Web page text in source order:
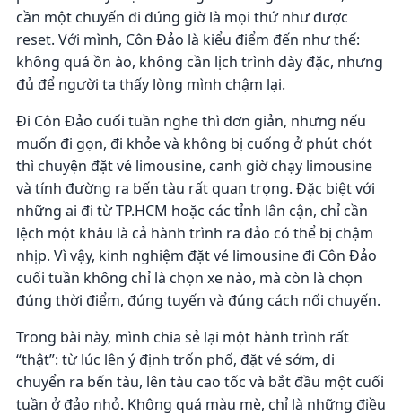
cần một chuyến đi đúng giờ là mọi thứ như được
reset. Với mình, Côn Đảo là kiểu điểm đến như thế:
không quá ồn ào, không cần lịch trình dày đặc, nhưng
đủ để người ta thấy lòng mình chậm lại.
Đi Côn Đảo cuối tuần nghe thì đơn giản, nhưng nếu
muốn đi gọn, đi khỏe và không bị cuống ở phút chót
thì chuyện đặt vé limousine, canh giờ chạy limousine
và tính đường ra bến tàu rất quan trọng. Đặc biệt với
những ai đi từ TP.HCM hoặc các tỉnh lân cận, chỉ cần
lệch một khâu là cả hành trình ra đảo có thể bị chậm
nhịp. Vì vậy, kinh nghiệm đặt vé limousine đi Côn Đảo
cuối tuần không chỉ là chọn xe nào, mà còn là chọn
đúng thời điểm, đúng tuyến và đúng cách nối chuyến.
Trong bài này, mình chia sẻ lại một hành trình rất
“thật”: từ lúc lên ý định trốn phố, đặt vé sớm, di
chuyển ra bến tàu, lên tàu cao tốc và bắt đầu một cuối
tuần ở đảo nhỏ. Không quá màu mè, chỉ là những điều